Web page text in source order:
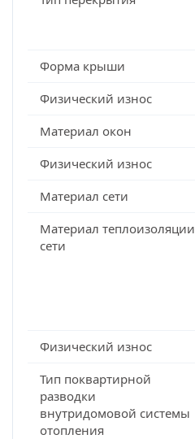
Форма крыши
Физический износ
Материал окон
Физический износ
Материал сети
Материал теплоизоляции
сети
Физический износ
Тип поквартирной
разводки
внутридомовой системы
отопления